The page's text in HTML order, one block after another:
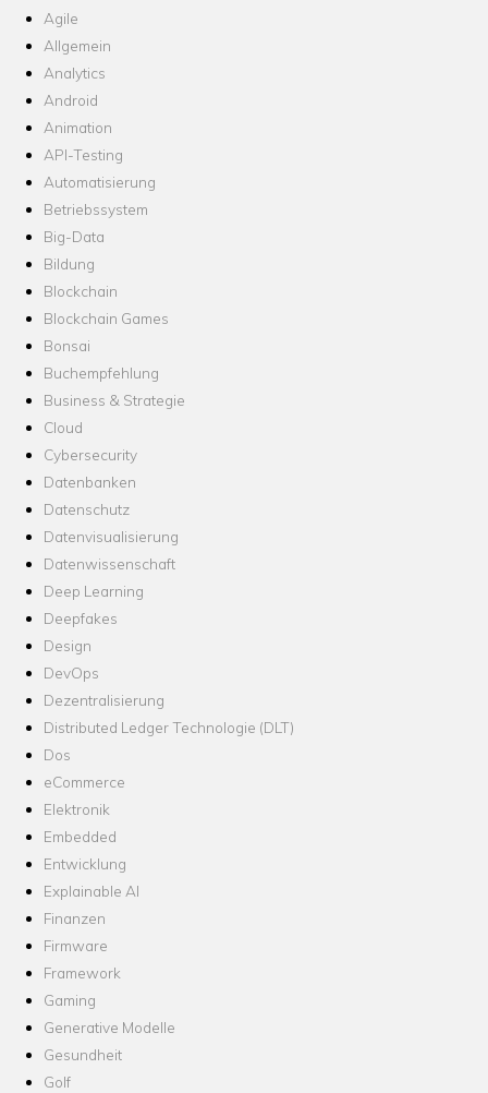
Agile
Allgemein
Analytics
Android
Animation
API-Testing
Automatisierung
Betriebssystem
Big-Data
Bildung
Blockchain
Blockchain Games
Bonsai
Buchempfehlung
Business & Strategie
Cloud
Cybersecurity
Datenbanken
Datenschutz
Datenvisualisierung
Datenwissenschaft
Deep Learning
Deepfakes
Design
DevOps
Dezentralisierung
Distributed Ledger Technologie (DLT)
Dos
eCommerce
Elektronik
Embedded
Entwicklung
Explainable AI
Finanzen
Firmware
Framework
Gaming
Generative Modelle
Gesundheit
Golf